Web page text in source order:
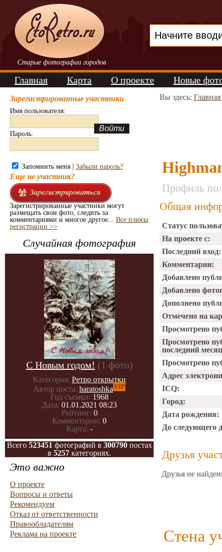
Старые фотографии городов
Главная Карта О проекте Новые
Зарегистрированные участники
Имя пользователя:
Пароль:
Запомнить меня | Забыли пароль?
Еще не участник?
Зарегистрированные участники могут
размещать свои фото, следить за
комментариями и многое другое... Все плюсы
регистрации >>
Случайная фотография
С Новым годом! (1 фото)
Категория: Ретро открытки
Автор поста: haratoshka VIP
Год съемки: 1968
Дата: 01.01.2021 08:23
Рейтинг: 0
Комментарии: 0
Карта: -
Всего 523451 фотографий в 300790постах
в 5257 категориях.
Это важно
О проекте
Вопросы и ответы
Рекомендуем
Отказ от ответственности
Правообладателям
Реклама на проекте
Вы здесь:
Профиль
Общая
Статус
На проекте с:
Последний вход:
Комментарии:
Добавлено
Добавлено
Дополнено
Отмечено на
Просмотрено
Просмотрено
последний
Просмотрено
Адрес
ICQ:
Город:
Дата рождения:
До следующего
Друзья
Друзья не
Стена